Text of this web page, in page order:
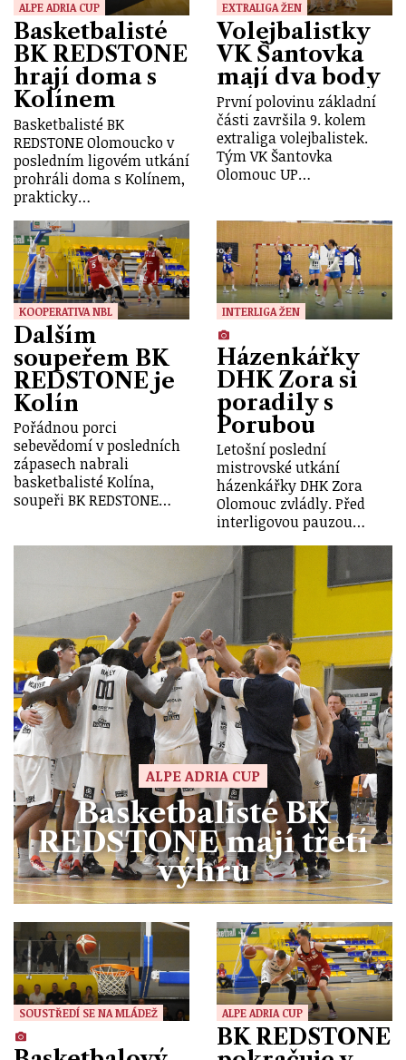
ALPE ADRIA CUP
Basketbalisté
BK REDSTONE
hrají doma s
Kolínem
Basketbalisté BK
REDSTONE Olomoucko v
posledním ligovém utkání
prohráli doma s Kolínem,
prakticky…
EXTRALIGA ŽEN
Volejbalistky
VK Šantovka
mají dva body
První polovinu základní
části završila 9. kolem
extraliga volejbalistek.
Tým VK Šantovka
Olomouc UP…
KOOPERATIVA NBL
Dalším
soupeřem BK
REDSTONE je
Kolín
Pořádnou porci
sebevědomí v posledních
zápasech nabrali
basketbalisté Kolína,
soupeři BK REDSTONE…
INTERLIGA ŽEN
Házenkářky
DHK Zora si
poradily s
Porubou
Letošní poslední
mistrovské utkání
házenkářky DHK Zora
Olomouc zvládly. Před
interligovou pauzou…
ALPE ADRIA CUP
Basketbalisté BK
REDSTONE mají třetí
výhru
SOUSTŘEDÍ SE NA MLÁDEŽ ALPE ADRIA CUP
BK REDSTONE